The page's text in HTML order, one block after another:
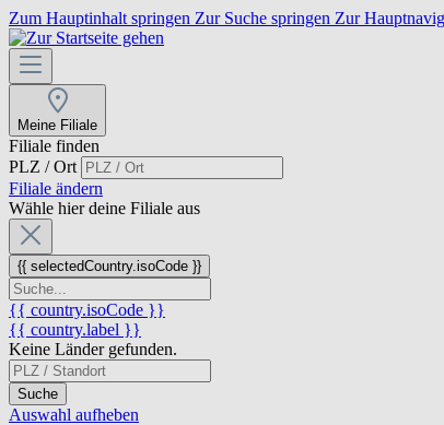
Zum Hauptinhalt springen Zur Suche springen Zur
Meine Filiale
Filiale finden
PLZ / Ort
Filiale ändern
Wähle hier deine Filiale aus
{{ selectedCountry.isoCode }}
{{ country.isoCode }}
{{ country.label }}
Keine Länder gefunden.
Suche
Auswahl aufheben